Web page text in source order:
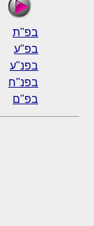
בפ"ת
בפ"ע
בפנ"ע
בפנ"ח
בפ"ם